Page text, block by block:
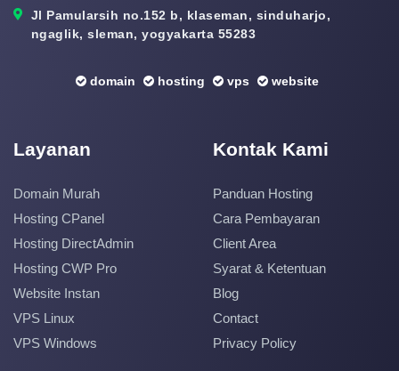
Jl Pamularsih no.152 b, klaseman, sinduharjo,
ngaglik, sleman, yogyakarta 55283
domain hosting vps website
Layanan
Domain Murah
Hosting CPanel
Hosting DirectAdmin
Hosting CWP Pro
Website Instan
VPS Linux
VPS Windows
Kontak Kami
Panduan Hosting
Cara Pembayaran
Client Area
Syarat & Ketentuan
Blog
Contact
Privacy Policy